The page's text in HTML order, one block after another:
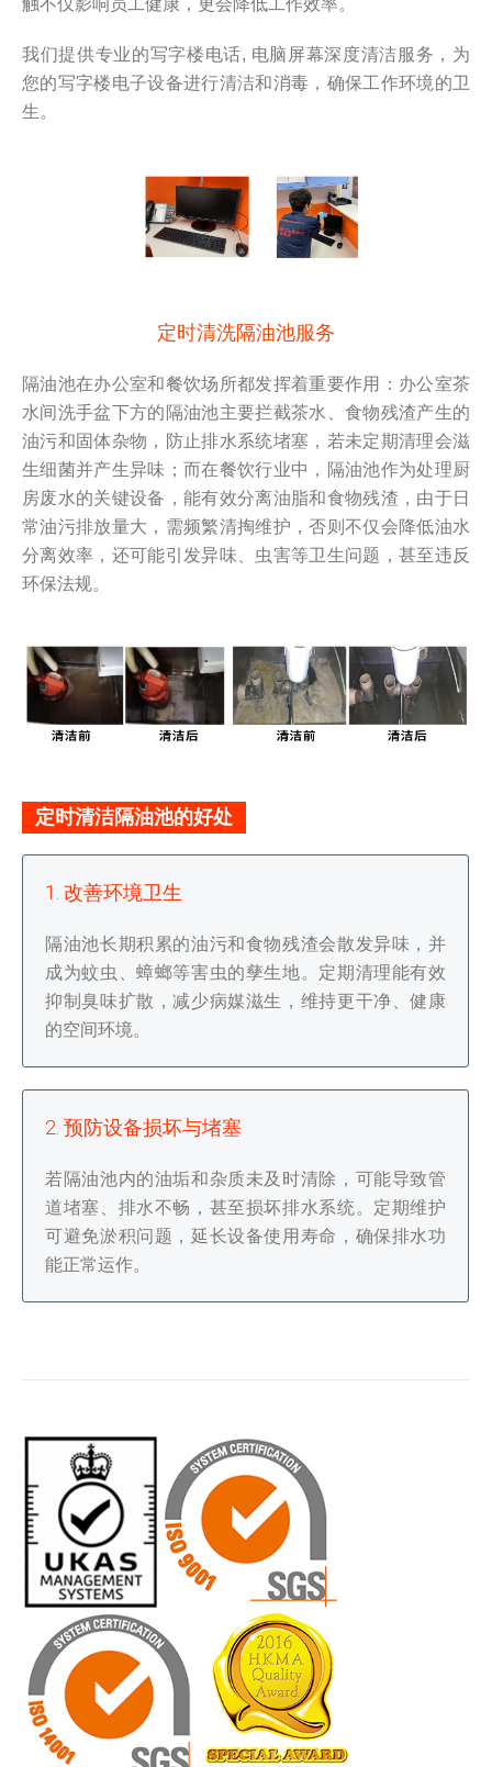
触不仅影响员工健康，更会降低工作效率。
我们提供专业的写字楼电话, 电脑屏幕深度清洁服务，为
您的写字楼电子设备进行清洁和消毒，确保工作环境的卫
生。
定时清洗隔油池服务
隔油池在办公室和餐饮场所都发挥着重要作用：办公室茶
水间洗手盆下方的隔油池主要拦截茶水、食物残渣产生的
油污和固体杂物，防止排水系统堵塞，若未定期清理会滋
生细菌并产生异味；而在餐饮行业中，隔油池作为处理厨
房废水的关键设备，能有效分离油脂和食物残渣，由于日
常油污排放量大，需频繁清掏维护，否则不仅会降低油水
分离效率，还可能引发异味、虫害等卫生问题，甚至违反
环保法规。
定时清洁隔油池的好处
1. 改善环境卫生
隔油池长期积累的油污和食物残渣会散发异味，并
成为蚊虫、蟑螂等害虫的孳生地。定期清理能有效
抑制臭味扩散，减少病媒滋生，维持更干净、健康
的空间环境。
2. 预防设备损坏与堵塞
若隔油池内的油垢和杂质未及时清除，可能导致管
道堵塞、排水不畅，甚至损坏排水系统。定期维护
可避免淤积问题，延长设备使用寿命，确保排水功
能正常运作。